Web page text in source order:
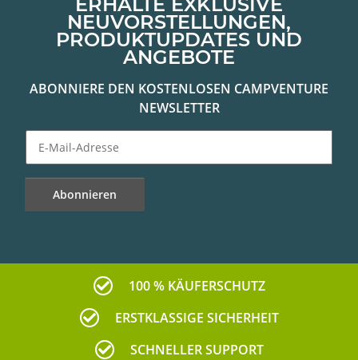
ERHALTE EXKLUSIVE
NEUVORSTELLUNGEN,
PRODUKTUPDATES UND
ANGEBOTE
ABONNIERE DEN KOSTENLOSEN CAMPVENTURE
NEWSLETTER
Abonnieren
100 % KÄUFERSCHUTZ
ERSTKLASSIGE SICHERHEIT
SCHNELLER SUPPORT